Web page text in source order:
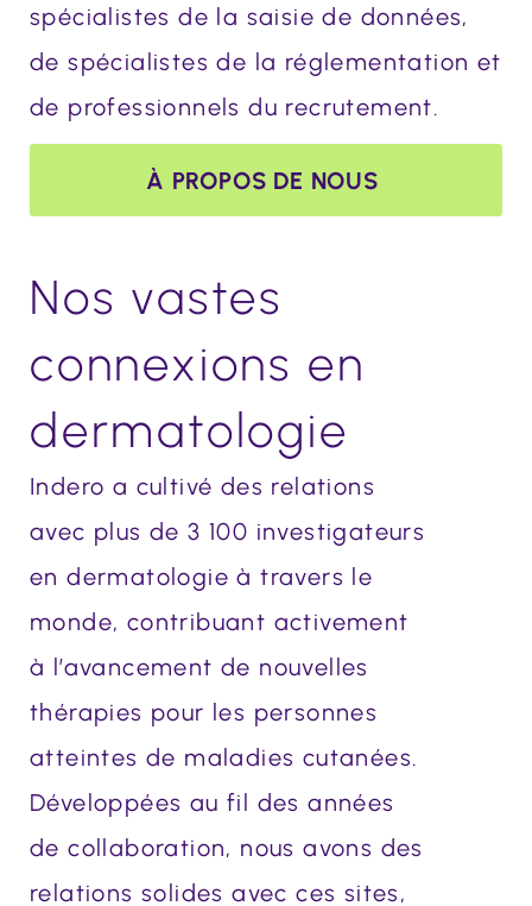
spécialistes de la saisie de données,
de spécialistes de la réglementation et
de professionnels du recrutement.
À PROPOS DE NOUS
Nos vastes
connexions en
dermatologie
Indero a cultivé des relations
avec plus de 3 100 investigateurs
en dermatologie à travers le
monde, contribuant activement
à l’avancement de nouvelles
thérapies pour les personnes
atteintes de maladies cutanées.
Développées au fil des années
de collaboration, nous avons des
relations solides avec ces sites,